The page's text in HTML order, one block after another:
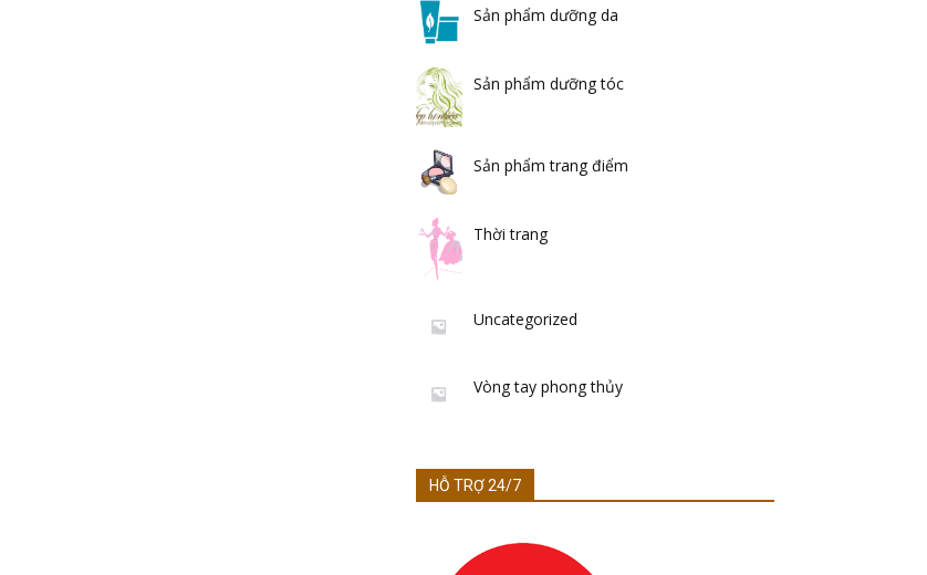
Sản phẩm dưỡng da
Sản phẩm dưỡng tóc
Sản phẩm trang điểm
Thời trang
Uncategorized
Vòng tay phong thủy
HỖ TRỢ 24/7